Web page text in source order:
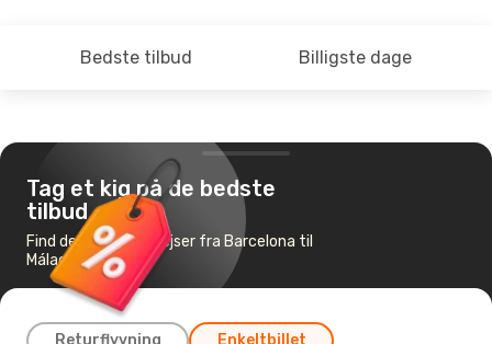
Bedste tilbud Billigste dage
Tag et kig på de bedste
tilbud
Find de billigste flyrejser fra Barcelona til
Málaga
Returflyvning Enkeltbillet